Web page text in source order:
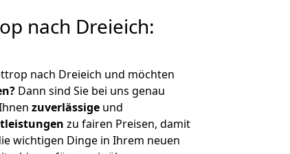
nach Dreieich:
nach Dreieich und möchten
Dann sind Sie bei uns genau
zuverlässige und
zu fairen Preisen, damit
wichtigen Dinge in Ihrem neuen